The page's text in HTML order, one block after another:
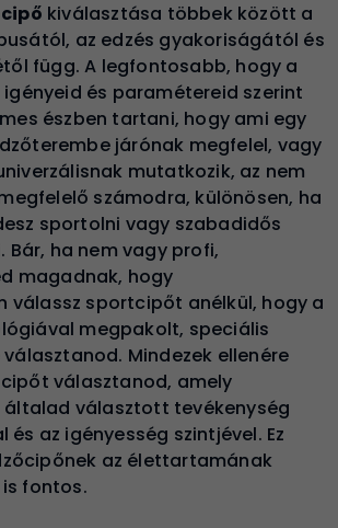
kiválasztása többek között a
az edzés gyakoriságától és
függ. A legfontosabb, hogy a
és paramétereid szerint
észben tartani, hogy ami egy
járónak megfelel, vagy
mutatkozik, az nem
számodra, különösen, ha
sportolni vagy szabadidős
Bár, ha nem vagy profi,
magadnak, hogy
válassz sportcipőt anélkül, hogy a
megpakolt, speciális
Mindezek ellenére
választanod, amely
választott tevékenység
az igényesség szintjével. Ez
az élettartamának
fontos.